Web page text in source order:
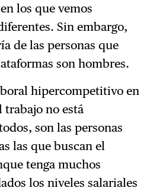
los que vemos
Sin embargo,
de las personas que
son hombres.
hipercompetitivo en
trabajo no está
son las personas
las que buscan el
tenga muchos
los niveles salariales